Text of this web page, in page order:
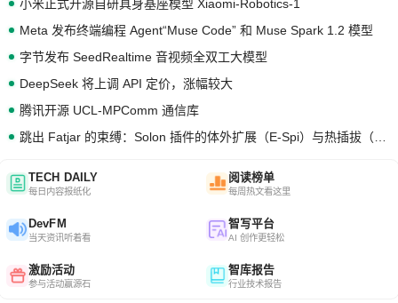
小米正式开源自研具身基座模型 Xiaomi-Robotics-1
Meta 发布终端编程 Agent“Muse Code” 和 Muse Spark 1.2 模型
字节发布 SeedRealtime 音视频全双工大模型
DeepSeek 将上调 API 定价，涨幅较大
腾讯开源 UCL-MPComm 通信库
TECH DAILY
每日内容报纸化
阅读榜单
每周热文看这里
DevFM
当天资讯听着看
智写平台
AI 创作更轻松
激励活动
参与活动赢源石
智库报告
行业技术报告